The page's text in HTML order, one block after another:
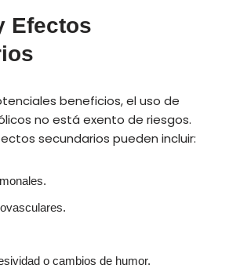
Efectos
beneficios, el uso de
no está exento de riesgos.
secundarios pueden incluir:
o cambios de humor.